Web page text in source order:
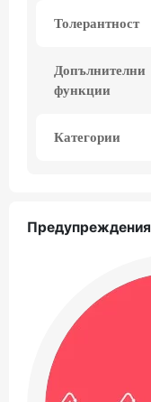
Толерантност
Допълнителни
функции
Категории
Предупреждения